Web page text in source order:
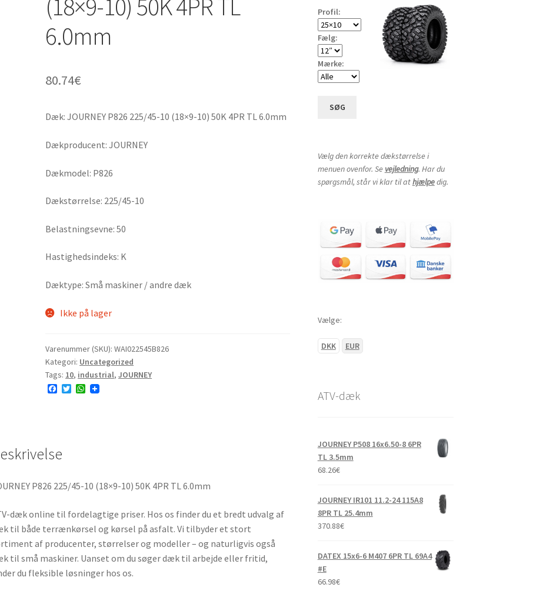
(18×9-10) 50K 4PR TL
6.0mm
80.74€
Dæk: JOURNEY P826 225/45-10 (18×9-10) 50K 4PR TL 6.0mm
Dækproducent: JOURNEY
Dækmodel: P826
Dækstørrelse: 225/45-10
Belastningsevne: 50
Hastighedsindeks: K
Dæktype: Små maskiner / andre dæk
Ikke på lager
Varenummer (SKU):WAI022545B826
Kategori: Uncategorized
Tags: 10, industrial,JOURNEY
F
k
T
W
P826 225/45-10 (18×9-10) 50K 4PR TL 6.0mm
dæk online til fordelagtige priser. Hos os finder du et bredt udvalg af
til både terrænkørsel og kørsel på asfalt. Vi tilbyder et stort
af producenter, størrelser og modeller – og naturligvis også
til små maskiner. Uanset om du søger dæk til arbejde eller fritid,
du fleksible løsninger hos os.
Profil:
Fælg:
Mærke:
SØG
Vælg den korrekte dækstørrelse i
menuen ovenfor. Se vejledning. Har du
spørgsmål, står vi klar til athjælpedig.
Vælge:
DKK EUR
ATV-dæk
JOURNEY P508 16x6.50-8 6PR
TL 3.5mm
68.26€
JOURNEY IR101 11.2-24 115A8
8PR TL 25.4mm
370.88€
DATEX 15x6-6 M407 6PR TL 69A4
#E
66.98€